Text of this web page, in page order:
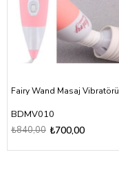
Fairy Wand Masaj Vibratörü
BDMV010
₺700,00
₺840,00